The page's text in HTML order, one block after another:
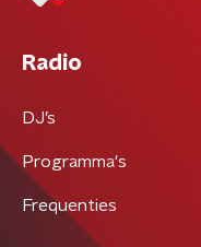
Radio
DJ’s
Programma's
Frequenties